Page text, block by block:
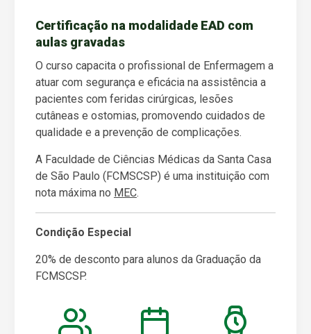
Certificação na modalidade EAD com
aulas gravadas
O curso capacita o profissional de Enfermagem a
atuar com segurança e eficácia na assistência a
pacientes com feridas cirúrgicas, lesões
cutâneas e ostomias, promovendo cuidados de
qualidade e a prevenção de complicações.
A Faculdade de Ciências Médicas da Santa Casa
de São Paulo (FCMSCSP) é uma instituição com
nota máxima no MEC.
Condição Especial
20% de desconto para alunos da Graduação da
FCMSCSP.